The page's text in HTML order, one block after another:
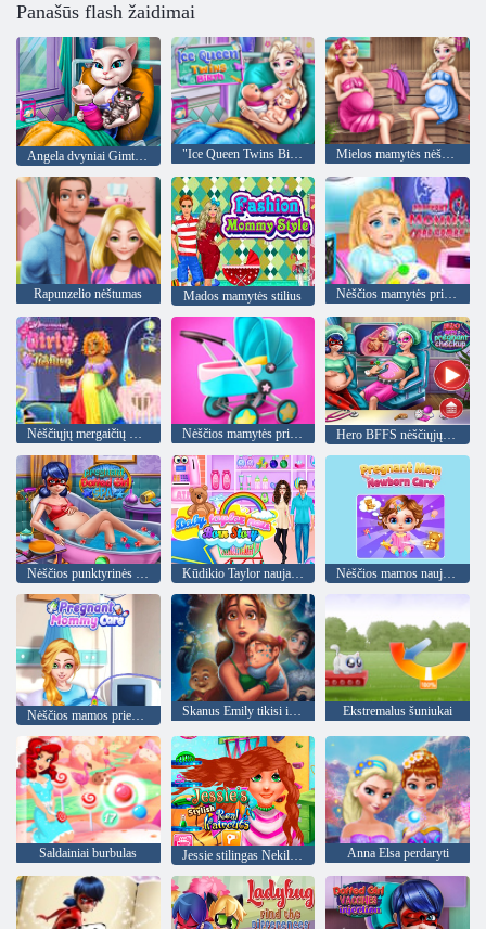
Panašūs flash žaidimai
Angela dvyniai Gimtadienis "Ice Queen Twins Birth" Mielos mamytės nėščia pirtis
Rapunzelio nėštumas Mados mamytės stilius Nėščios mamytės priežiūros žaidimai
Nėščiųjų mergaičių mada Nėščios mamytės priežiūra Hero BFFS nėščiųjų patikrinimas
Nėščios punktyrinės merginos SPA Kūdikio Taylor naujagimio istorija Nėščios mamos naujagimio priežiūra
Nėščios mamos priežiūra Skanus Emily tikisi ir Baimė Ekstremalus šuniukai
Saldainiai burbulas Jessie stilingas Nekilnojamasis kirpimo Anna Elsa perdaryti